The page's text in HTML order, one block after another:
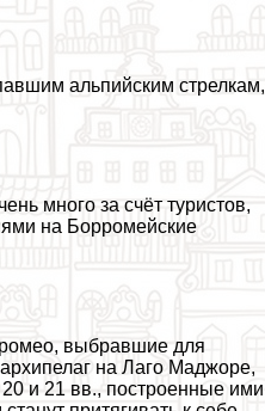
альпийским стрелкам,
много за счёт туристов,
на Борромейские
выбравшие для
на Лаго Маджоре,
и 21 вв., построенные ими